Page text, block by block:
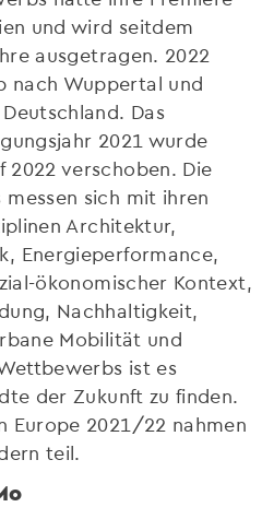
und wird seitdem
ausgetragen. 2022
nach Wuppertal und
Das
2021 wurde
2022 verschoben. Die
messen sich mit ihren
Architektur,
Energieperformance,
ökonomischer Kontext,
Nachhaltigkeit,
Mobilität und
ist es
der Zukunft zu finden.
Europe 2021/22 nahmen
teil.